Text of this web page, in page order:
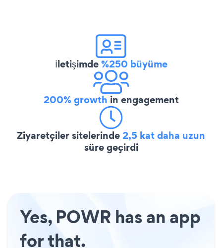
İletişimde%250 büyüme
200% growth in engagement
Ziyaretçiler sitelerinde2,5 kat daha uzun
süre geçirdi
Yes, POWR has an app
for that.